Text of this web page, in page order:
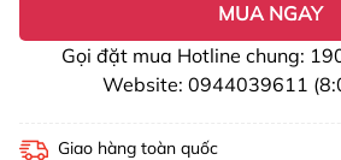
MUA NGAY
Gọi đặt mua Hotline chung:
Website: 0944039611
Giao hàng toàn quốc